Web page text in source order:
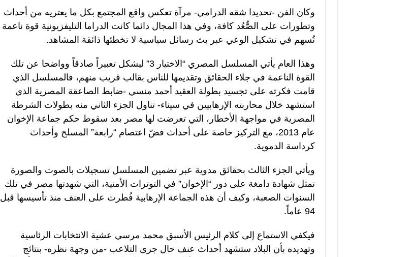
وكان الفن -تحديدا شقه الدرامي- مرآة تعكس واقع المجتمع بكل ما يعتريه من أحداث
وتطورات على الصُّعُد كافة، وفي هذا المجال دائما كانت الدراما التليفزيونية قوة ناعمة
تُسهم في تشكيل الوعي عبر بث رسائل سياسية لا تخطئها ذائقة المشاهد.
وهذا العام يأتي المسلسل المصري “الاختيار 3” ليشكل تعبيراً صادقاً وواضحا عن تلك
القوة الناعمة في جلاء الحقائق وتقديمها للناس بقالب قريب منهم، فالمسلسل الذي
قامت فكرته على تجسيد بطولة العقيد أحمد منسي -ضابط الصاعقة المصرية الذي
استشهد خلال محاربته الإرهابيين في سيناء- تناول الجزء الثاني منه بطولات الشرطة
المصرية في مواجهة اﻷخطار، التي تعرضت لها مصر بعد سقوط حكم جماعة الإخوان
عام 2013، مع التركيز خاصة على أحداث فضّ اعتصام “رابعة” المسلح وأحداث
كرداسة الدموية.
ويأتي الجزء الثالث بحقائق مدوية عبر تضمين المسلسل تسجيلات بالصوت والصورة
تمثل شهادة دامغة على دور “الإخوان” في التوترات الأمنية، التي شهدتها مصر في تلك
السنوات الصعبة، وكيف أن هذه الجماعة الإرهابية فُطرت على العنف منذ تأسيسها قبل
94 عاماً.
فيكفي الاستماع إلى كلام الرئيس الأسبق محمد مرسي عشية الانتخابات الرئاسية
وتهديده بأن البلاد ستشهد أحداث عنف حال جرى التلاعب -من وجهة نظره- بنتائج